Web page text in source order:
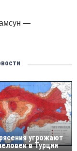
—
угрожают
в Турции